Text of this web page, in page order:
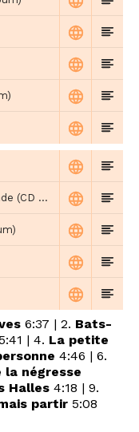
La chanson de la Négresse Blonde (CD album)
6:37 | 2. Bats-
5:41 | 4. La petite
4:46 | 6.
la négresse
Halles 4:18 | 9.
partir 5:08